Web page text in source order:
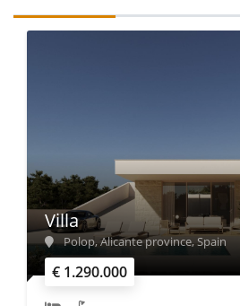
€ 1.290.000
Villa
Polop, Alicante province, Spain